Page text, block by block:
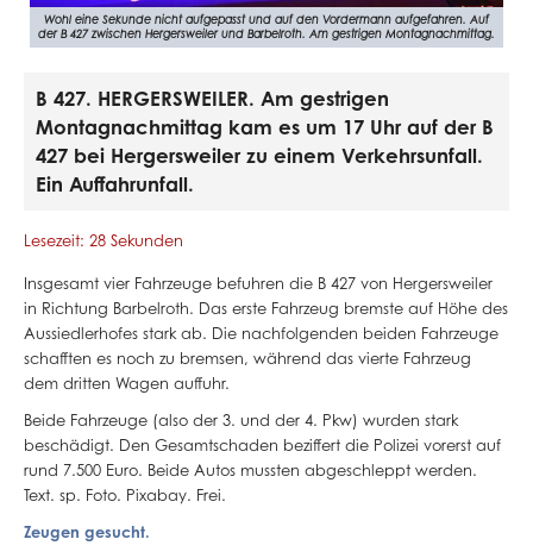
Wohl eine Sekunde nicht aufgepasst und auf den Vordermann aufgefahren. Auf
der B 427 zwischen Hergersweiler und Barbelroth. Am gestrigen Montagnachmittag.
B 427. HERGERSWEILER. Am gestrigen
Montagnachmittag kam es um 17 Uhr auf der B
427 bei Hergersweiler zu einem Verkehrsunfall.
Ein Auffahrunfall.
Lesezeit: 28 Sekunden
Insgesamt vier Fahrzeuge befuhren die B 427 von Hergersweiler
in Richtung Barbelroth. Das erste Fahrzeug bremste auf Höhe des
Aussiedlerhofes stark ab. Die nachfolgenden beiden Fahrzeuge
schafften es noch zu bremsen, während das vierte Fahrzeug
dem dritten Wagen auffuhr.
Beide Fahrzeuge (also der 3. und der 4. Pkw) wurden stark
beschädigt. Den Gesamtschaden beziffert die Polizei vorerst auf
rund 7.500 Euro. Beide Autos mussten abgeschleppt werden.
Text. sp. Foto. Pixabay. Frei.
Zeugen gesucht.